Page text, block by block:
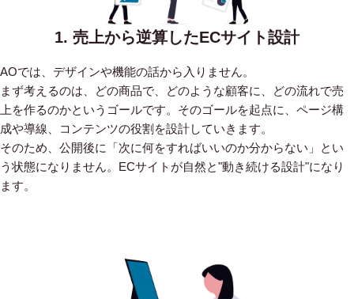
1. 売上から逆算したECサイト設計
AOでは、デザインや機能の話から入りません。
まず考えるのは、どの商品で、どのような顧客に、どの流れで売
上を作るのかというゴールです。そのゴールを起点に、ページ構
成や導線、コンテンツの役割を設計していきます。
そのため、公開後に「次に何をすればいいのか分からない」とい
う状態になりません。ECサイトが自然と"動き続ける設計"になり
ます。